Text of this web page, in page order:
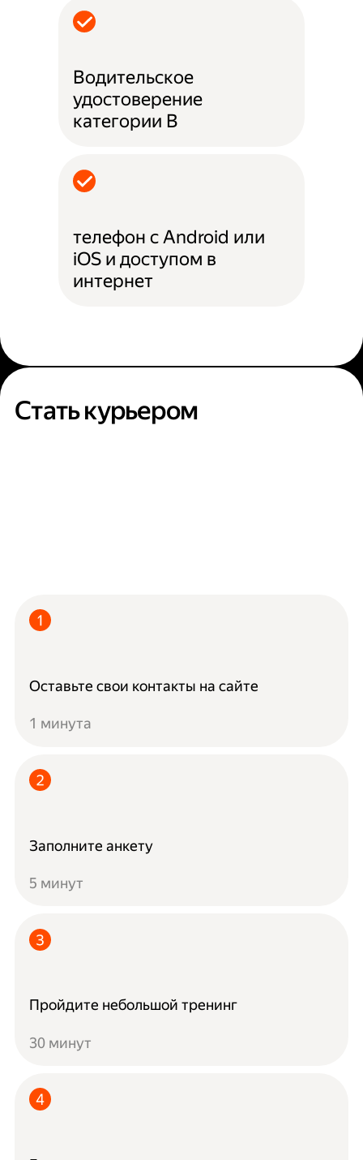
Водительское
удостоверение
категории B
телефон с Android или
iOS и доступом в
интернет
Стать курьером
Оставьте свои контакты на сайте
1 минута
Заполните анкету
5 минут
Пройдите небольшой тренинг
30 минут